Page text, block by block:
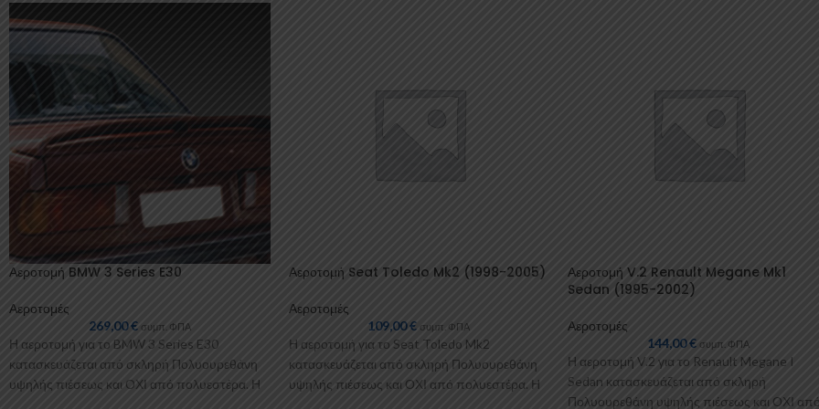
Αεροτομή BMW 3 Series E30
Αεροτομές
269,00€ συμπ. ΦΠΑ
Η αεροτομή για το BMW 3 Series E30
κατασκευάζεται από σκληρή Πολυουρεθάνη
υψηλής πιέσεως και ΟΧΙ από πολυεστέρα. Η
Αεροτομή Seat Toledo Mk2 (1998-2005)
Αεροτομές
109,00€ συμπ. ΦΠΑ
Η αεροτομή για το Seat Toledo Mk2
κατασκευάζεται από σκληρή Πολυουρεθάνη
υψηλής πιέσεως και ΟΧΙ από πολυεστέρα. Η
Αεροτομή V.2 Renault Megane Mk1
Sedan (1995-2002)
Αεροτομές
144,00€ συμπ. ΦΠΑ
Η αεροτομή V.2 για το Renault Megane I
Sedan κατασκευάζεται από σκληρή
Πολυουρεθάνη υψηλής πιέσεως και ΟΧΙ από